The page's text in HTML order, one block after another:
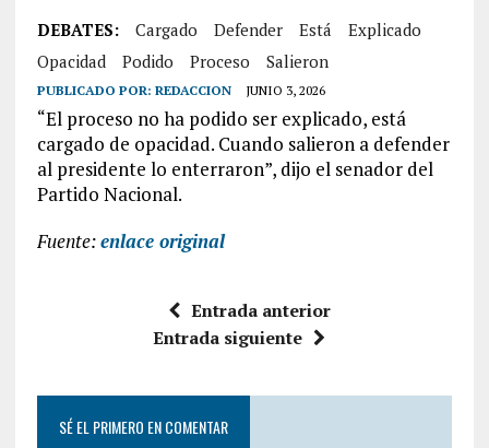
DEBATES: Cargado Defender Está
Explicado
Opacidad
Podido Proceso Salieron
PUBLICADO POR: REDACCION JUNIO 3, 2026
“El proceso no ha podido ser explicado, está
cargado de opacidad. Cuando salieron a defender
al presidente lo enterraron”, dijo el senador del
Partido Nacional.
Fuente:enlace original
Entrada anterior
Entrada siguiente
SÉ EL PRIMERO EN COMENTAR